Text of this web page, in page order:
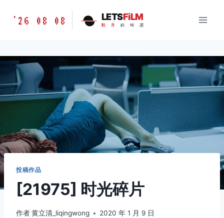
胶
味
道
LETSFILM
'26 08 08 LETSFiLM
胶 片 的 味 道
投稿作品
[21975] 时光碎片
作者黄立清_liqingwong 2020 年 1 月 9 日